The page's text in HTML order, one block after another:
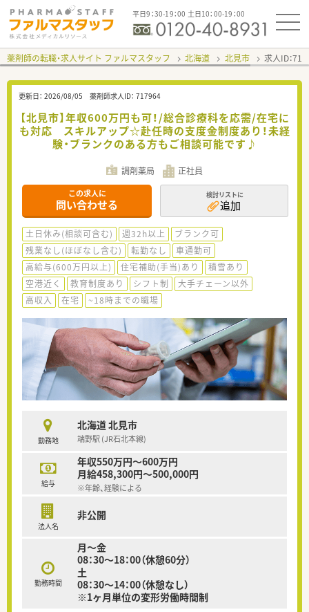
平日9：30-19：00 土日10：00-19：00
薬剤師の転職・求人サイト ファルマスタッフ 北海道 北見市 求人ID：
更新日： 2026/08/05 薬剤師求人ID： 717964
【北見市】年収600万円も可！/総合診療科を応需/在宅に
も対応 スキルアップ☆赴任時の支度金制度あり！未経
験・ブランクのある方もご相談可能です♪
調剤薬局 正社員
この求人に
問い合わせる
検討リストに
追加
土日休み(相談可含む) 週32h以上
ブランク可
残業なし(ほぼなし含む)
転勤なし
車通勤可
高給与(600万円以上)
住宅補助(手当)あり
積雪あり
空港近く
教育制度あり シフト制
大手チェーン以外
高収入
在宅 ~18時までの職場
勤務地
北海道 北見市
端野駅 (JR石北本線)
給与
年収550万円～600万円
月給458,300円～500,000円
※年齢、経験による
法人名
非公開
勤務時間
月～金
08：30～18：00（休憩60分）
土
08：30～14：00（休憩なし）
※1ヶ月単位の変形労働時間制